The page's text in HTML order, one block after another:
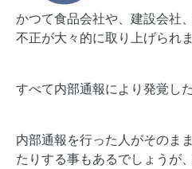
かつて食品会社や、建設会社
不正が大々的に取り上げられま
すべて内部通報により発覚し
内部通報を行った人がそのま
たりする事もあるでしょうが